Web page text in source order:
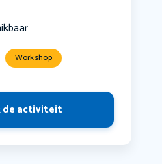
Workshop
de activiteit